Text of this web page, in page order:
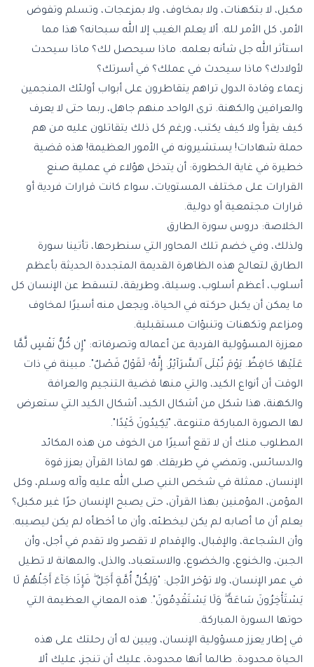
مكبل، لا بتكهنات، ولا بمخاوف، ولا بمزعجات، وتسلم وتفوض
الأمر، كل الأمر لله. ألا يعلم الغيب إلا الله سبحانه؟ هذا مما
استأثر الله جل شأنه بعلمه. ماذا سيحصل لك؟ ماذا سيحدث
لأولادك؟ ماذا سيحدث في عملك؟ في أسرتك؟
زعماء وقادة الدول تراهم يتقاطرون على أبواب أولئك المنجمين
والعرافين والكهنة. ترى الواحد منهم جاهل، ربما حتى لا يعرف
كيف يقرأ ولا كيف يكتب، ورغم كل ذلك يتقاتلون عليه من هم
حملة شهادات! يستشيرونه في الأمور العظيمة! هذه قضية
خطيرة في غاية الخطورة: أن يتدخل هؤلاء في عملية صنع
القرارات على مختلف المستويات، سواء كانت قرارات فردية أو
قرارات مجتمعية أو دولية.
الخلاصة: دروس سورة الطارق
ولذلك، وفي خضم تلك المحاور التي سنطرحها، تأتينا سورة
الطارق لتعالج هذه الظاهرة القديمة المتجددة الحديثة بأعظم
أسلوب، أعظم أسلوب، وسيلة، وطريقة، لتسقط عن الإنسان كل
ما يمكن أن يكبل حركته في الحياة، ويجعل منه أسيرًا لمخاوف
ومزاعم وتكهنات وتنبؤات مستقبلية.
معززة المسؤولية الفردية عن أعماله وتصرفاته: "إِن كُلُّ نَفْسٍ لَّمَّا
عَلَيْهَا حَافِظٌ. يَوْمَ تُبْلَى ٱلسَّرَآئِرُ. إِنَّهُۥ لَقَوْلٌ فَصْلٌ". مبينة في ذات
الوقت أن أنواع الكيد، والتي منها قضية التنجيم والعرافة
والكهنة، هذا شكل من أشكال الكيد، أشكال الكيد التي ستعرض
لها الصورة المباركة متنوعة، "يَكِيدُونَ كَيْدًا".
المطلوب منك أن لا تقع أسيرًا من الخوف من هذه المكائد
والدسائس، وتمضي في طريقك. هو لماذا القرآن يعزز قوة
الإنسان، ممثلة في شخص النبي صلى الله عليه وآله وسلم، وكل
المؤمن، المؤمنين بهذا القرآن، حتى يصبح الإنسان حرًا غير مكبل؟
يعلم أن ما أصابه لم يكن ليخطئه، وأن ما أخطأه لم يكن ليصيبه.
وأن الشجاعة، والإقبال، والإقدام لا تقصر ولا تقدم في أجل، وأن
الجبن، والخنوع، والخضوع، والاستعباد، والذل، والمهانة لا تطيل
في عمر الإنسان، ولا تؤخر الأجل: "وَلِكُلِّ أُمَّةٍ أَجَلٌ ۖ فَإِذَا جَآءَ أَجَلُهُمْ لَا
يَسْتَأْخِرُونَ سَاعَةً ۖ وَلَا يَسْتَقْدِمُونَ". هذه المعاني العظيمة التي
حوتها السورة المباركة.
في إطار يعزز مسؤولية الإنسان، ويبين له أن رحلتك على هذه
الحياة محدودة. طالما أنها محدودة، عليك أن تنجز، عليك ألا